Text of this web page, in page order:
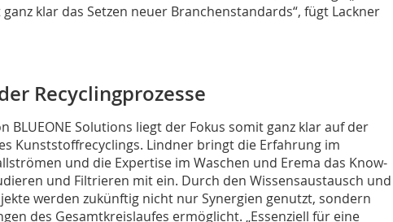
klar das Setzen neuer Branchenstandards“, fügt Lackner
Recyclingprozesse
BLUEONE Solutions liegt der Fokus somit ganz klar auf der
Kunststoffrecyclings. Lindner bringt die Erfahrung im
und die Expertise im Waschen und Erema das Know-
und Filtrieren mit ein. Durch den Wissensaustausch und
werden zukünftig nicht nur Synergien genutzt, sondern
des Gesamtkreislaufes ermöglicht. „Essenziell für eine